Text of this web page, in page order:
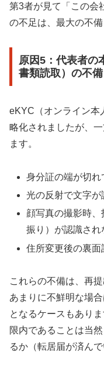
第3者が見て「この会
の不足は、最大の不備
原因5：代表者の
書類読取）の不備
eKYC（オンライン本
略化されましたが、
ます。
身分証の端が切れ
光の反射で文字が
顔写真の撮影時
振り）が認識され
住所変更後の裏面
これらの不備は、再
あまりに不鮮明な場
となるケースもあり
限内であることは当
るか（転居届が済ん